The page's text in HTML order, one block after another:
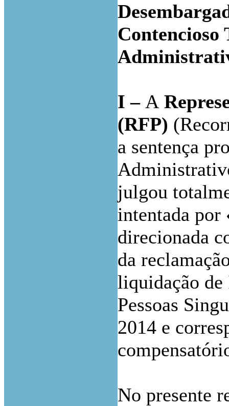
I – A
(RFP)
a sentença
julgou
intentada por
direcionada
da
liquidação de
Pessoas
2014 e
No presente